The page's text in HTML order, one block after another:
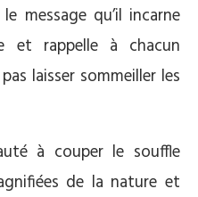
message qu’il incarne
et rappelle à chacun
laisser sommeiller les
à couper le souffle
de la nature et